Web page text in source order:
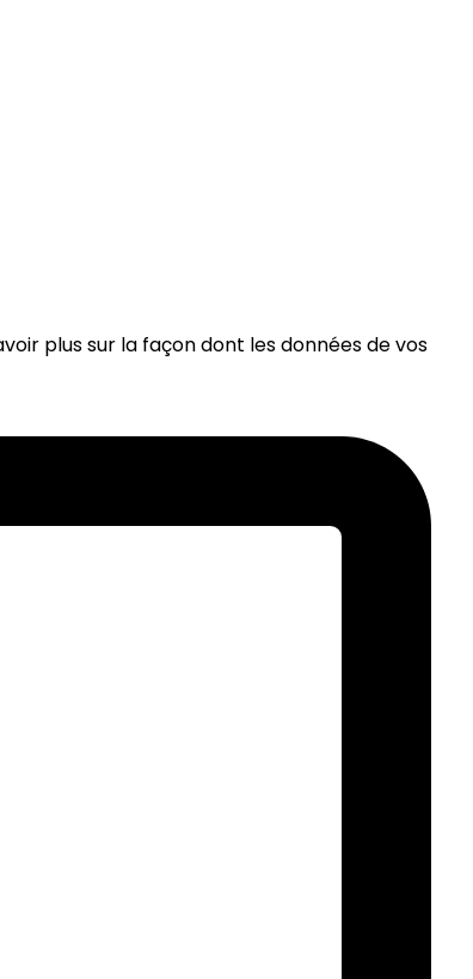
plus sur la façon dont les données de vos